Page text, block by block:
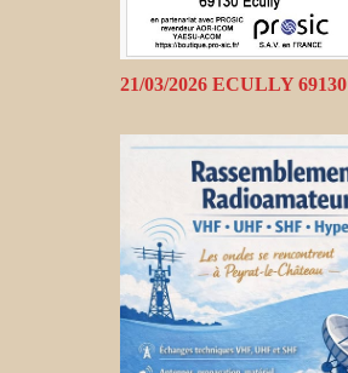
21/03/2026 ECULLY 69130